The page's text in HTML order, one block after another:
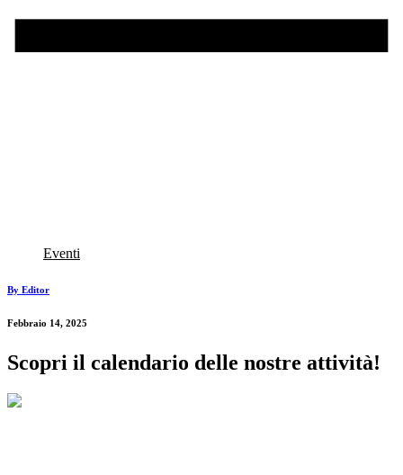
Eventi
By Editor
Febbraio 14, 2025
Scopri il calendario delle nostre attività!